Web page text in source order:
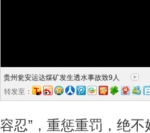
贵州瓮安运达煤矿发生透水事故致9人
转发至：
容忍”，重惩重罚，绝